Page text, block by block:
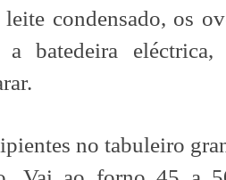
leite condensado, os
batedeira
no tabuleiro